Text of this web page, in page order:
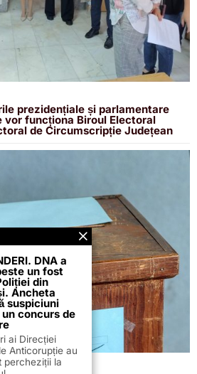
prezidențiale și parlamentare
vor funcționa Biroul Electoral
de Circumscripție Județean
DNA a
un fost
din
Ancheta
suspiciuni
concurs de
ai Direcției
Anticorupție au
percheziții la